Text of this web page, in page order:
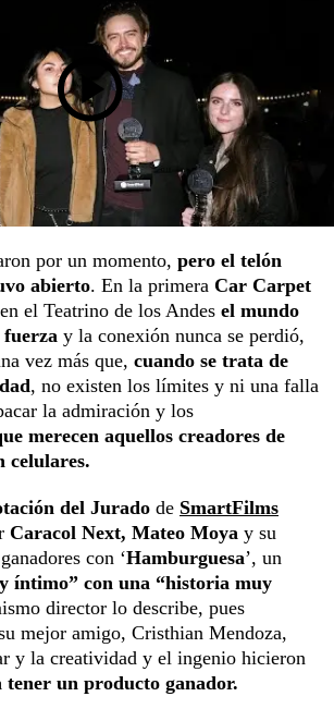
por un momento, pero el telón
abierto. En la primera Car Carpet
el Teatrino de los Andes el mundo
fuerza y la conexión nunca se perdió,
vez más que, cuando se trata de
, no existen los límites y ni una falla
la admiración y los
merecen aquellos creadores de
celulares.
del Jurado de SmartFilms
Caracol Next, Mateo Moya y su
con ‘Hamburguesa’, un
íntimo” con una “historia muy
director lo describe, pues
mejor amigo, Cristhian Mendoza,
y la creatividad y el ingenio hicieron
tener un producto ganador.